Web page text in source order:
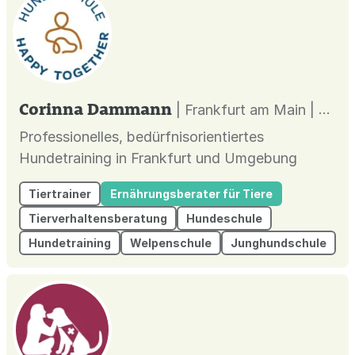
Corinna Dammann
| Frankfurt am Main |
Professionelles, bedürfnisorientiertes
Hundetraining in Frankfurt und Umgebung
Tiertrainer
Ernährungsberater für Tiere
Tierverhaltensberatung
Hundeschule
Hundetraining
Welpenschule Junghundschule